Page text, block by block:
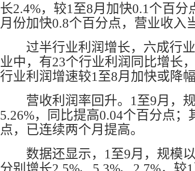
长2.4%，较1至8月加快0.1个百
月份加快0.8个百分点，营业收入
过半行业利润增长，六成行
业中，有23个行业利润同比增长
行业利润增速较1至8月加快或降
营收利润率回升。1至9月，
5.26%，同比提高0.04个百分点
点，已连续两个月提高。
数据还显示，1至9月，规模